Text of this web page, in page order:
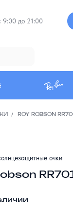
9:00 до 21:00
ROY ROBSON
очки